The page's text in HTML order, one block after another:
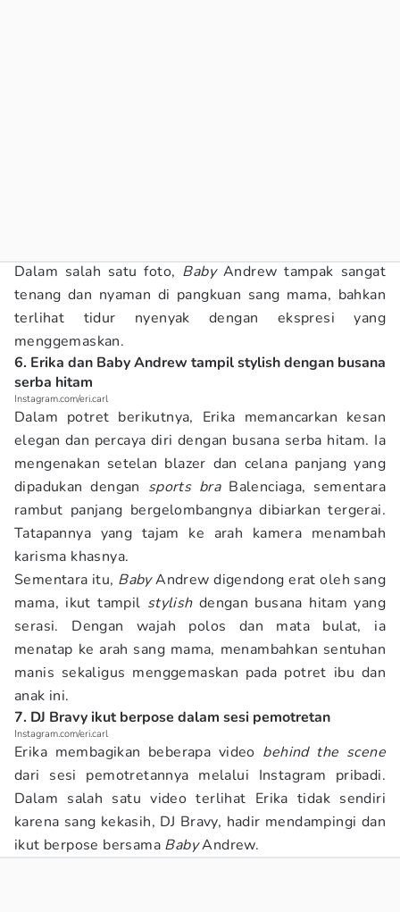
Dalam salah satu foto, BabyAndrew tampak sangat
tenang dan nyaman di pangkuan sang mama, bahkan
terlihat tidur nyenyak dengan ekspresi yang
menggemaskan.
6. Erika dan Baby Andrew tampil stylish dengan busana
serba hitam
Instagram.com/eri.carl
Dalam potret berikutnya, Erika memancarkan kesan
elegan dan percaya diri dengan busana serba hitam. Ia
mengenakan setelan blazer dan celana panjang yang
dipadukan dengan sports braBalenciaga, sementara
rambut panjang bergelombangnya dibiarkan tergerai.
Tatapannya yang tajam ke arah kamera menambah
karisma khasnya.
Sementara itu, BabyAndrew digendong erat oleh sang
mama, ikut tampil stylishdengan busana hitam yang
serasi. Dengan wajah polos dan mata bulat, ia
menatap ke arah sang mama, menambahkan sentuhan
manis sekaligus menggemaskan pada potret ibu dan
anak ini.
7. DJ Bravy ikut berpose dalam sesi pemotretan
Instagram.com/eri.carl
Erika membagikan beberapa video behind the scene
dari sesi pemotretannya melalui Instagram pribadi.
Dalam salah satu video terlihat Erika tidak sendiri
karena sang kekasih, DJ Bravy, hadir mendampingi dan
ikut berpose bersama BabyAndrew.